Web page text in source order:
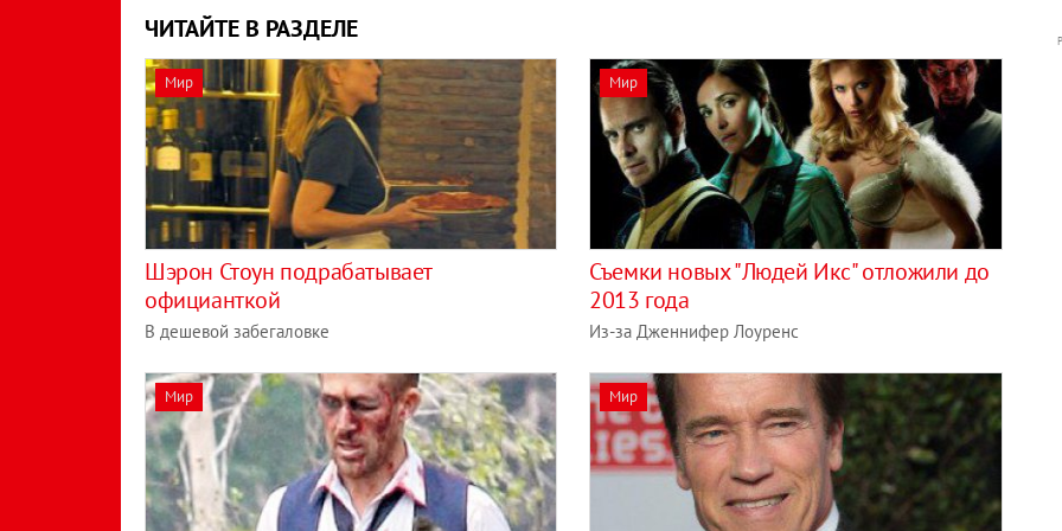
ЧИТАЙТЕ В РАЗДЕЛЕ
Мир
Шэрон Стоун подрабатывает
официанткой
В дешевой забегаловке
Мир
Съемки новых "Людей Икс" отложили до
2013 года
Из-за Дженнифер Лоуренс
Мир Мир